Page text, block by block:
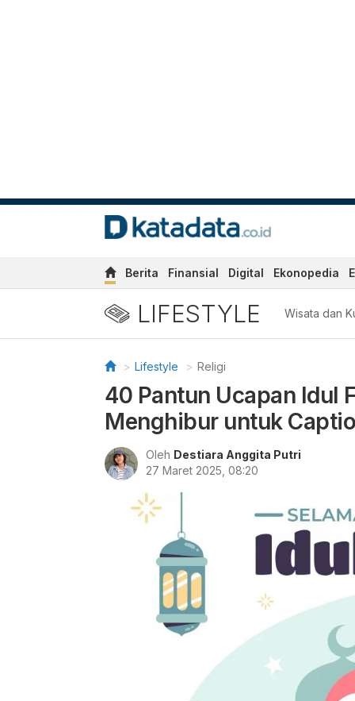
Berita Finansial Digital Ekonopedia
LIFESTYLE Wisata dan
Lifestyle Religi
40 Pantun Ucapan Idul
Menghibur untuk
Oleh Destiara Anggita Putri
27 Maret 2025, 08:20